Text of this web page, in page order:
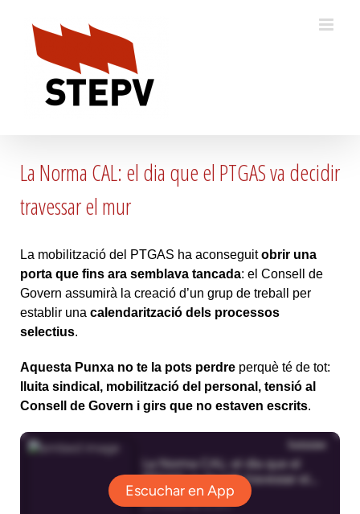
content
La Norma CAL: el dia que el PTGAS va decidir
travessar el mur
La mobilització del PTGAS ha aconseguitobrir una
porta que fins ara semblava tancada: el Consell de
Govern assumirà la creació d’un grup de treball per
establir una calendarització dels processos
selectius.
Aquesta Punxa no te la pots perdre perquè té de tot:
lluita sindical, mobilització del personal, tensió al
Consell de Govern i girs que no estaven escrits.